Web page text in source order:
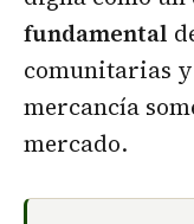
fundamental
comunitarias
mercancía
mercado.